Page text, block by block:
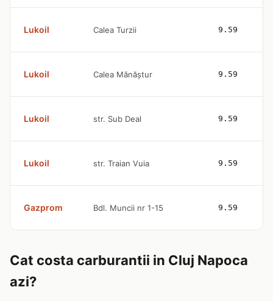
Lukoil Calea Turzii 9.59
Lukoil Calea Mănăştur 9.59
Lukoil str. Sub Deal 9.59
Lukoil str. Traian Vuia 9.59
Gazprom Bdl. Muncii nr 1-15 9.59
Cat costa carburantii in Cluj Napoca
azi?